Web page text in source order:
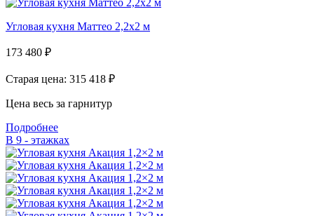
Угловая кухня Маттео 2,2х2 м
173 480 ₽
Старая цена: 315 418 ₽
Цена весь за гарнитур
Подробнее
В 9 - этажках